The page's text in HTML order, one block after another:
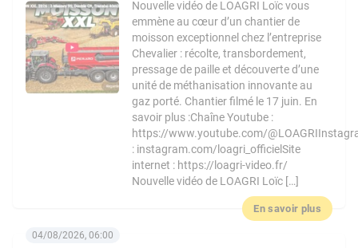
Nouvelle vidéo de LOAGRI Loïc vous
emmène au cœur d’un chantier de
moisson exceptionnel chez l’entreprise
Chevalier : récolte, transbordement,
pressage de paille et découverte d’une
unité de méthanisation innovante au
gaz porté. Chantier filmé le 17 juin. En
savoir plus :Chaîne Youtube :
https://www.youtube.com/
: instagram.com/loagri_officielSite
internet : https://loagri-video.fr/
Nouvelle vidéo de LOAGRI Loïc […]
En savoir plus
04/08/2026, 06:00